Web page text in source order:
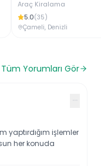
Araç Kiralama
5.0(35)
Çameli, Denizli
Tüm Yorumları Gör
···
yaptırdığım işlemler
her konuda